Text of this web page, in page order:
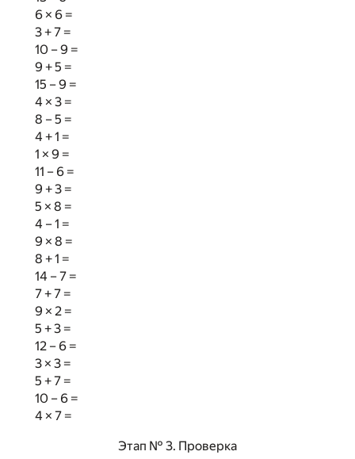
6 × 6 =
3 + 7 =
10 – 9 =
9 + 5 =
15 – 9 =
4 × 3 =
8 – 5 =
4 + 1 =
1 × 9 =
11 – 6 =
9 + 3 =
5 × 8 =
4 – 1 =
9 × 8 =
8 + 1 =
14 – 7 =
7 + 7 =
9 × 2 =
5 + 3 =
12 – 6 =
3 × 3 =
5 + 7 =
10 – 6 =
4 × 7 =
Этап № 3. Проверка